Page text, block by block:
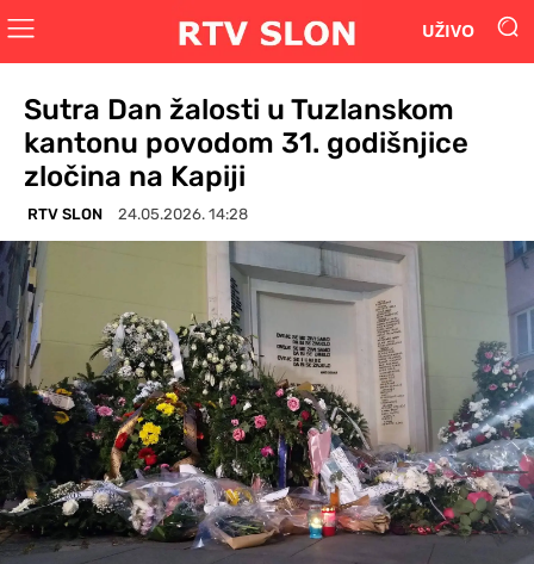
UŽIVO
Sutra Dan žalosti u Tuzlanskom
kantonu povodom 31. godišnjice
zločina na Kapiji
RTV SLON 24.05.2026. 14:28